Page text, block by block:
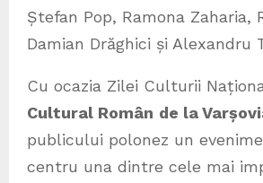
Ștefan Pop, Ramona Zaharia,
Damian Drăghici și Alexandru
Cu ocazia Zilei Culturii
Cultural Român de la
publicului polonez un
centru una dintre cele mai